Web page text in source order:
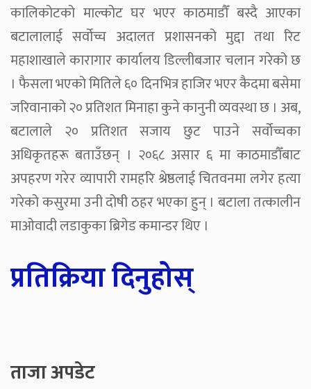
कालिकोटको माल्कोट घर भएर काठमाडौँ बस्दै आएका
बटालालाई सर्वोच्च अदालत प्रशासनको मुद्दा तथा रिट
महाशाखाले कारागार कार्यालय डिल्लीबजार चलान गरेको छ
। फैसला भएको मितिले ६० दिनभित्र हाजिर भएर कैदमा बसेमा
जरिवानाको २० प्रतिशत मिनाहा कुने कानुनी व्यवस्था छ । अब,
बटालाले २० प्रतिशत सजाय छुट पाउने सर्वोच्चका
अधिकृतहरू बताउँछन् । २०६८ असार ६ मा काठमाडौँबाट
अपहरण गरेर व्यापारी रामहरि श्रेष्ठलाई चितवनमा लगेर हत्या
गरेको कसुरमा उनी दोषी ठहर भएका हुन् । बटाला तत्कालीन
माओवादी लडाकुका ब्रिगेड कमान्डर थिए ।
प्रतिक्रिया दिनुहोस्
ताजा अपडेट